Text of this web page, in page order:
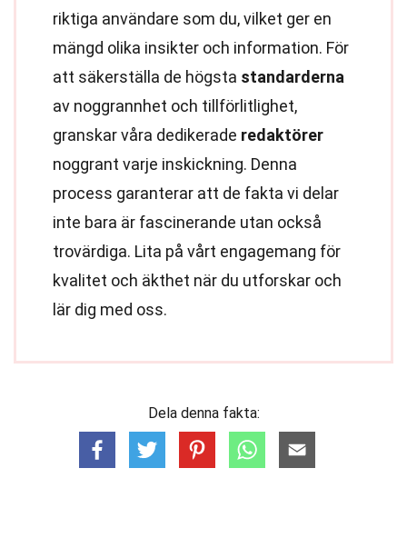
riktiga användare som du, vilket ger en
mängd olika insikter och information. För
att säkerställa de högsta standarderna
av noggrannhet och tillförlitlighet,
granskar våra dedikerade redaktörer
noggrant varje inskickning. Denna
process garanterar att de fakta vi delar
inte bara är fascinerande utan också
trovärdiga. Lita på vårt engagemang för
kvalitet och äkthet när du utforskar och
lär dig med oss.
Dela denna fakta: